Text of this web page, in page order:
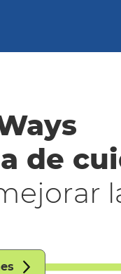
de